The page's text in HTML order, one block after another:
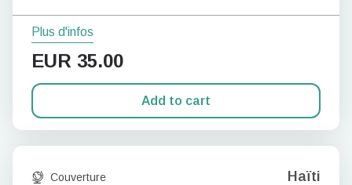
Plus d'infos
EUR 35.00
Add to cart
Couverture Haïti